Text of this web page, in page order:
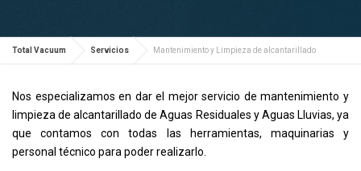
Total Vacuum Servicios Mantenimiento y Limpieza de alcantarillado
Nos especializamos en dar el mejor servicio de mantenimiento y
limpieza de alcantarillado de Aguas Residuales y Aguas Lluvias, ya
que contamos con todas las herramientas, maquinarias y
personal técnico para poder realizarlo.